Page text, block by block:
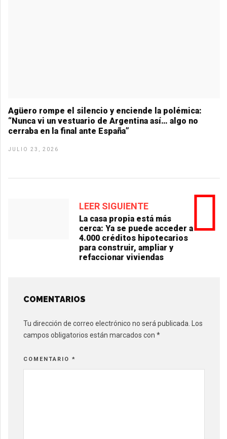
Agüero rompe el silencio y enciende la polémica:
“Nunca vi un vestuario de Argentina así… algo no
cerraba en la final ante España”
JULIO 23, 2026
LEER SIGUIENTE
La casa propia está más
cerca: Ya se puede acceder a
4.000 créditos hipotecarios
para construir, ampliar y
refaccionar viviendas
COMENTARIOS
Tu dirección de correo electrónico no será publicada.
Los
campos obligatorios están marcados con *
COMENTARIO *